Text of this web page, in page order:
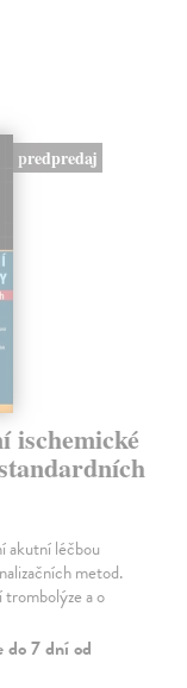
predpredaj
ischemické
akutní léčbou
metod.
a o
do 7 dní od